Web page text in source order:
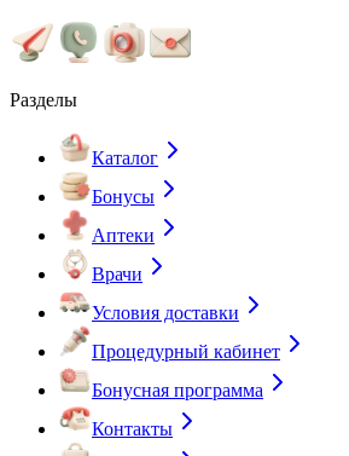
Разделы
Каталог
Бонусы
Аптеки
Врачи
Условия доставки
Процедурный кабинет
Бонусная программа
Контакты